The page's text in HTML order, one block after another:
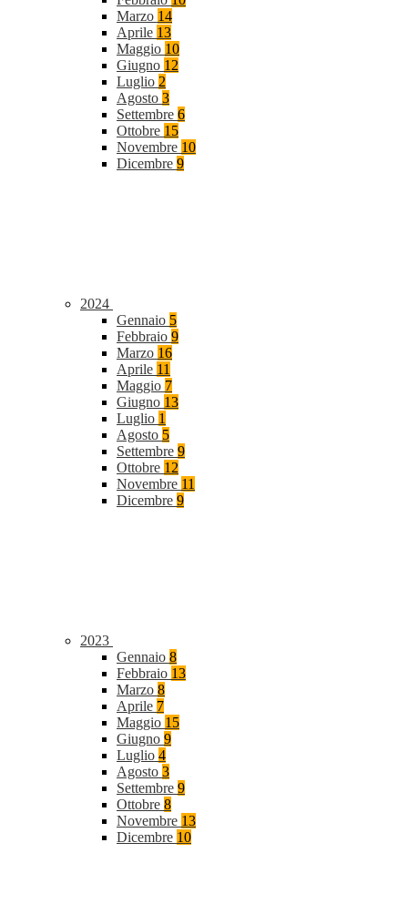
Marzo 14
Aprile 13
Maggio 10
Giugno 12
Luglio 2
Agosto 3
Settembre 6
Ottobre 15
Novembre 10
Dicembre 9
2024
Gennaio 5
Febbraio 9
Marzo 16
Aprile 11
Maggio 7
Giugno 13
Luglio 1
Agosto 5
Settembre 9
Ottobre 12
Novembre 11
Dicembre 9
2023
Gennaio 8
Febbraio 13
Marzo 8
Aprile 7
Maggio 15
Giugno 9
Luglio 4
Agosto 3
Settembre 9
Ottobre 8
Novembre 13
Dicembre 10